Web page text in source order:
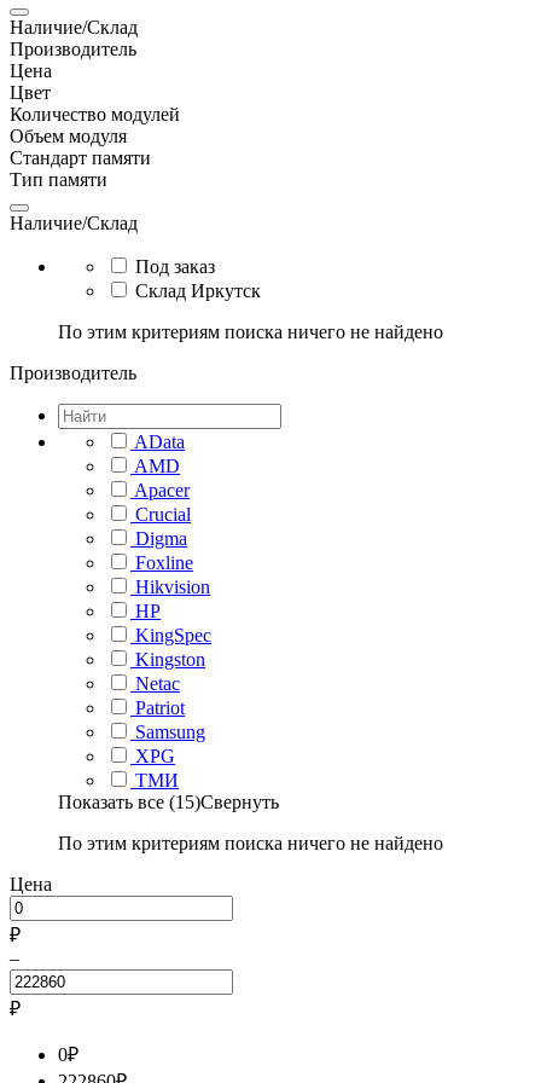
Наличие/Склад
Производитель
Цена
Цвет
Количество модулей
Объем модуля
Стандарт памяти
Тип памяти
Наличие/Склад
Под заказ
Склад Иркутск
По этим критериям поиска ничего не найдено
Производитель
AData
AMD
Apacer
Crucial
Digma
Foxline
Hikvision
HP
KingSpec
Kingston
Netac
Patriot
Samsung
XPG
ТМИ
Показать все (15)Свернуть
По этим критериям поиска ничего не найдено
Цена
₽
–
₽
0₽